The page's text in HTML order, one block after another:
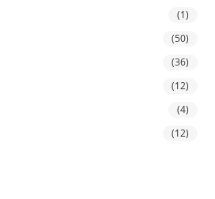
(1)
(50)
(36)
(12)
(4)
(12)